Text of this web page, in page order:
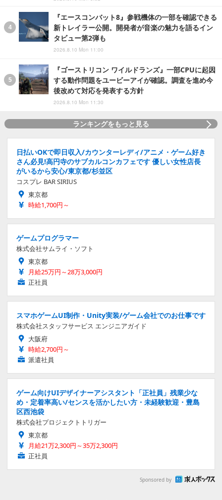
『エースコンバット8』参戦機体の一部を確認できる
新トレイラー公開。開発者が音楽の魅力を語るイン
タビュー第2弾も
2026.8.10 Mon 11:00
『ゴーストリコン ワイルドランズ』一部CPUに起因
する動作問題をユービーアイが確認。調査を進め今
後改めて対応を発表する方針
2026.8.10 Mon 11:30
ランキングをもっと見る
日払いOKで即日収入/カウンターレディ/アニメ・ゲーム好き
さん必見!高円寺のサブカルコンカフェです 優しい女性店長
がいるから安心/東京都/杉並区
コスプレ BAR SIRIUS
東京都
時給1,700円～
ゲームプログラマー
株式会社サムライ・ソフト
東京都
月給25万円～28万3,000円
正社員
スマホゲームUI制作・Unity実装/ゲーム会社でのお仕事です
株式会社スタッフサービス エンジニアガイド
大阪府
時給2,700円～
派遣社員
ゲーム向けUIデザイナーアシスタント「正社員」残業少な
め・定着率高い/センスを活かしたい方・未経験歓迎・豊島
区西池袋
株式会社プロジェクトトリガー
東京都
月給21万2,300円～35万2,300円
正社員
Sponsored by